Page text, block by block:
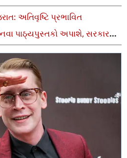
અતિવૃષ્ટિ પ્રભાવિત
પાઠ્યપુસ્તકો અપાશે, સરકારનો